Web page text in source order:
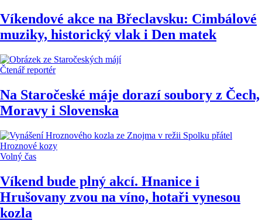
Víkendové akce na Břeclavsku: Cimbálové
muziky, historický vlak i Den matek
Čtenář reportér
Na Staročeské máje dorazí soubory z Čech,
Moravy i Slovenska
Volný čas
Víkend bude plný akcí. Hnanice i
Hrušovany zvou na víno, hotaři vynesou
kozla